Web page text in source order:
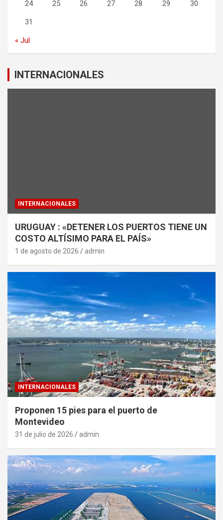
24 25 26 27 28 29 30
31
« Jul
INTERNACIONALES
INTERNACIONALES
URUGUAY : «DETENER LOS PUERTOS TIENE UN
COSTO ALTÍSIMO PARA EL PAÍS»
1 de agosto de 2026 admin
INTERNACIONALES
Proponen 15 pies para el puerto de
Montevideo
31 de julio de 2026 admin